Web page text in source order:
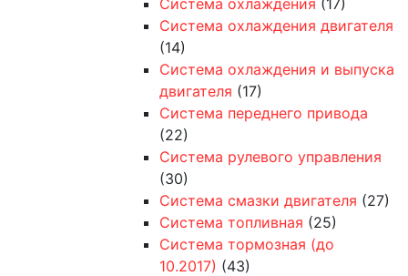
Система охлаждения двигателя
(14)
Система охлаждения и выпуска
двигателя (17)
Система переднего привода
(22)
Система рулевого управления
(30)
Система смазки двигателя (27)
Система топливная (25)
Система тормозная (до
10.2017) (43)